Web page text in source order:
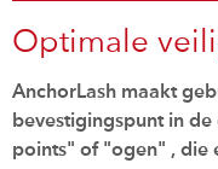
Optimale
AnchorLash maakt
bevestigingspunt in
points" of "ogen" , die